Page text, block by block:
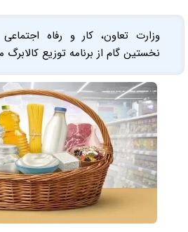
نخستین گام از برنامه توزیع کالابرگ